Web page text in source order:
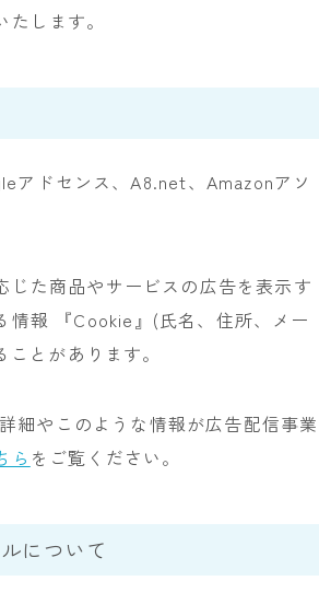
します。
アドセンス、A8.net、Amazonアソ
じた商品やサービスの広告を表示す
情報 『Cookie』(氏名、住所、メー
とがあります。
細やこのような情報が広告配信事業
ら をご覧ください。
について